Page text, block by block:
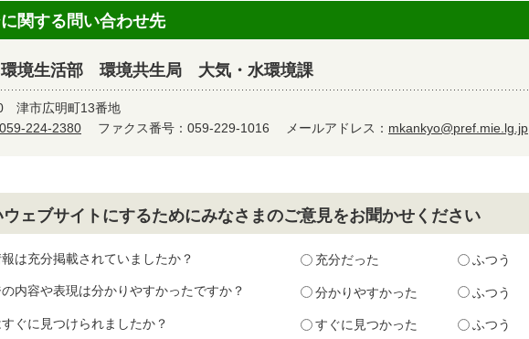
関する問い合わせ先
境生活部 環境共生局 大気・水環境課
津市広明町13番地
059-224-2380 ファクス番号：059-229-1016 メールアドレス： mkankyo@pref.mie.lg.jp
ウェブサイトにするためにみなさまのご意見をお聞かせください
は充分掲載されていましたか？ 充分だった ふつう
内容や表現は分かりやすかったですか？ 分かりやすかった ふつう
ぐに見つけられましたか？ すぐに見つかった ふつう